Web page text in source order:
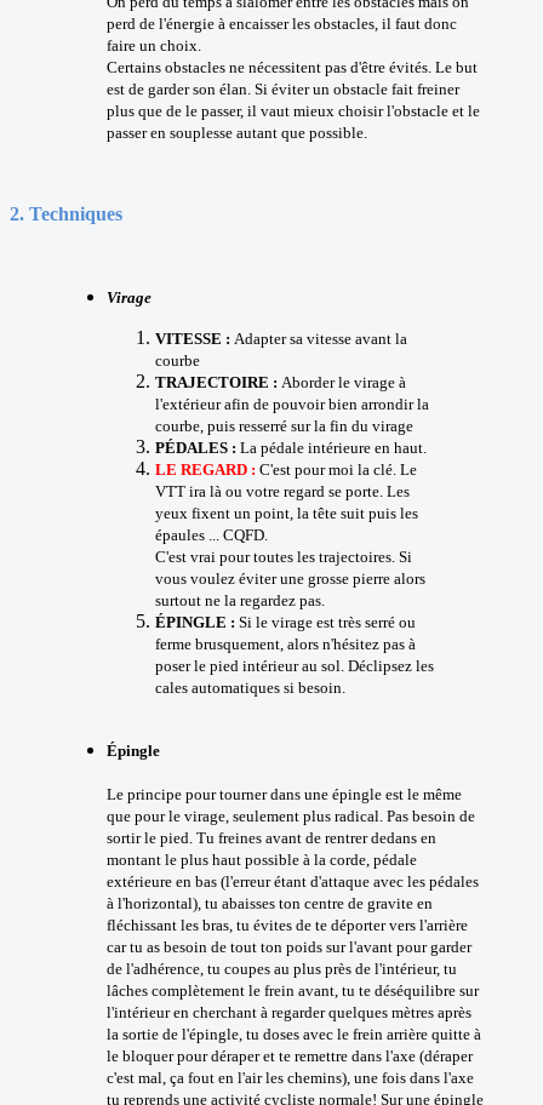
perd de l'énergie à encaisser les obstacles, il faut donc
faire un choix.
Certains obstacles ne nécessitent pas d'être évités. Le but
est de garder son élan. Si éviter un obstacle fait freiner
plus que de le passer, il vaut mieux choisir l'obstacle et le
passer en souplesse autant que possible.
2. Techniques
Virage
VITESSE : Adapter sa vitesse avant la
courbe
TRAJECTOIRE : Aborder le virage à
l'extérieur afin de pouvoir bien arrondir la
courbe, puis resserré sur la fin du virage
PÉDALES : La pédale intérieure en haut.
LE REGARD : C'est pour moi la clé. Le
VTT ira là ou votre regard se porte. Les
yeux fixent un point, la tête suit puis les
épaules ... CQFD.
C'est vrai pour toutes les trajectoires. Si
vous voulez éviter une grosse pierre alors
surtout ne la regardez pas.
ÉPINGLE : Si le virage est très serré ou
ferme brusquement, alors n'hésitez pas à
poser le pied intérieur au sol. Déclipsez les
cales automatiques si besoin.
Épingle
Le principe pour tourner dans une épingle est le même
que pour le virage, seulement plus radical. Pas besoin de
sortir le pied. Tu freines avant de rentrer dedans en
montant le plus haut possible à la corde, pédale
extérieure en bas (l'erreur étant d'attaque avec les pédales
à l'horizontal), tu abaisses ton centre de gravite en
fléchissant les bras, tu évites de te déporter vers l'arrière
car tu as besoin de tout ton poids sur l'avant pour garder
de l'adhérence, tu coupes au plus près de l'intérieur, tu
lâches complètement le frein avant, tu te déséquilibre sur
l'intérieur en cherchant à regarder quelques mètres après
la sortie de l'épingle, tu doses avec le frein arrière quitte à
le bloquer pour déraper et te remettre dans l'axe (déraper
c'est mal, ça fout en l'air les chemins), une fois dans l'axe
tu reprends une activité cycliste normale! Sur une épingle